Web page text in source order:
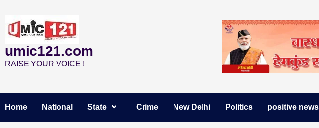
content
umic121.com
RAISE YOUR VOICE !
Home National State Crime New Delhi Politics positive news